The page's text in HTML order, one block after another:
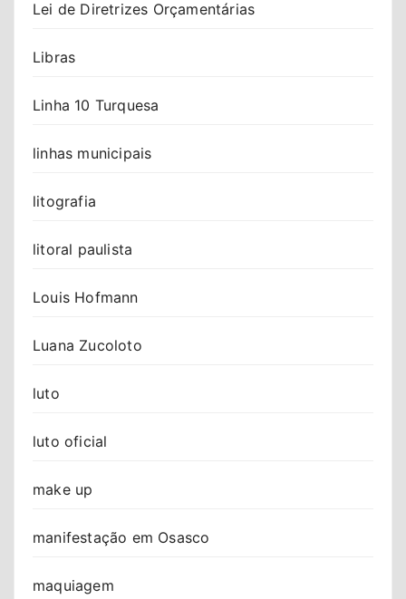
Lei de Diretrizes Orçamentárias
Libras
Linha 10 Turquesa
linhas municipais
litografia
litoral paulista
Louis Hofmann
Luana Zucoloto
luto
luto oficial
make up
manifestação em Osasco
maquiagem